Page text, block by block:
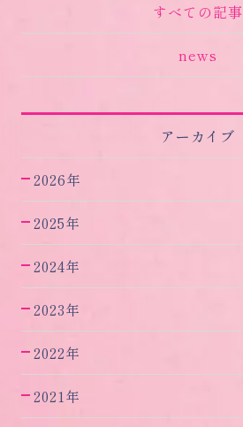
すべての記事
news
アーカイブ
2026年
2025年
2024年
2023年
2022年
2021年